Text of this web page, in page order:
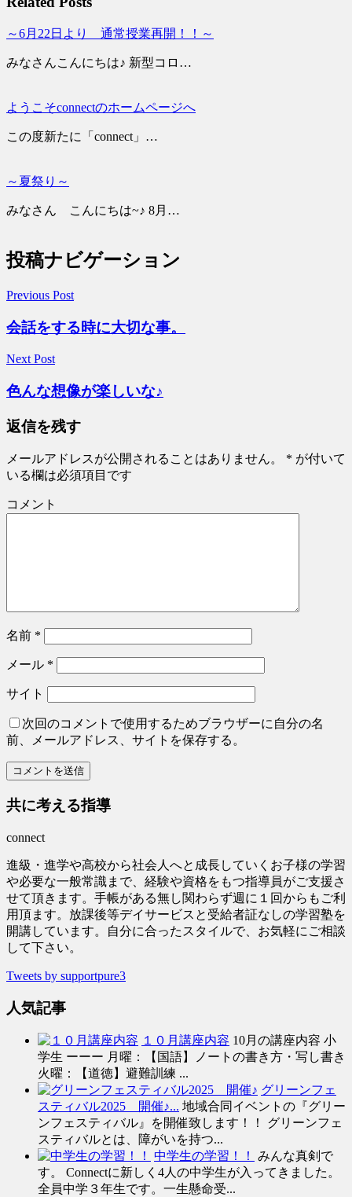
～6月22日より 通常授業再開！！～
みなさんこんにちは♪ 新型コロ…
ようこそconnectのホームページへ
この度新たに「connect」…
～夏祭り～
みなさん こんにちは~♪ 8月…
投稿ナビゲーション
Previous Post
会話をする時に大切な事。
Next Post
色んな想像が楽しいな♪
返信を残す
メールアドレスが公開されることはありません。 * が付いて
いる欄は必須項目です
コメント
名前 *
メール *
サイト
次回のコメントで使用するためブラウザーに自分の名
前、メールアドレス、サイトを保存する。
共に考える指導
connect
進級・進学や高校から社会人へと成長していくお子様の学習
や必要な一般常識まで、経験や資格をもつ指導員がご支援さ
せて頂きます。手帳がある無し関わらず週に１回からもご利
用頂ます。放課後等デイサービスと受給者証なしの学習塾を
開講しています。自分に合ったスタイルで、お気軽にご相談
して下さい。
Tweets by supportpure3
人気記事
１０月講座内容 10月の講座内容 小
学生 ーーー 月曜：【国語】ノートの書き方・写し書き
火曜：【道徳】避難訓練 ...
グリーンフェ
スティバル2025 開催♪... 地域合同イベントの『グリー
ンフェスティバル』を開催致します！！ グリーンフェ
スティバルとは、障がいを持つ...
中学生の学習！！
みんな真剣で
す。 Connectに新しく4人の中学生が入ってきました。
全員中学３年生です。一生懸命受...